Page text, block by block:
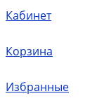
Кабинет
Корзина
Избранные